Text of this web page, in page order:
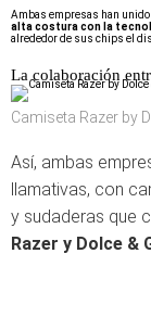
Ambas empresas han
alta costura con la
alrededor de sus chips el
La colaboración
Camiseta Razer by
Así, ambas
llamativas, con
y sudaderas que
Razer y Dolce &